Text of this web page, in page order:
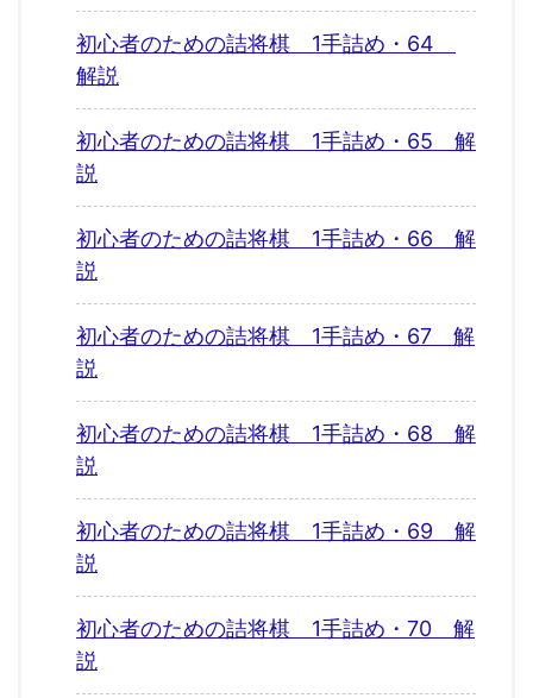
初心者のための詰将棋 1手詰め・64
解説
初心者のための詰将棋 1手詰め・65 解
説
初心者のための詰将棋 1手詰め・66 解
説
初心者のための詰将棋 1手詰め・67 解
説
初心者のための詰将棋 1手詰め・68 解
説
初心者のための詰将棋 1手詰め・69 解
説
初心者のための詰将棋 1手詰め・70 解
説